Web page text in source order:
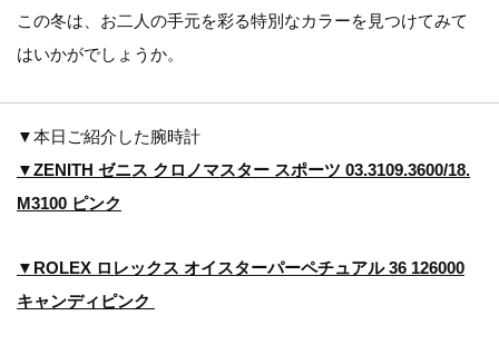
この冬は、お二人の手元を彩る特別なカラーを見つけてみて
はいかがでしょうか。
▼本日ご紹介した腕時計
▼ZENITH ゼニス クロノマスター スポーツ 03.3109.3600/18.
M3100 ピンク
▼ROLEX ロレックス オイスターパーペチュアル 36 126000
キャンディピンク